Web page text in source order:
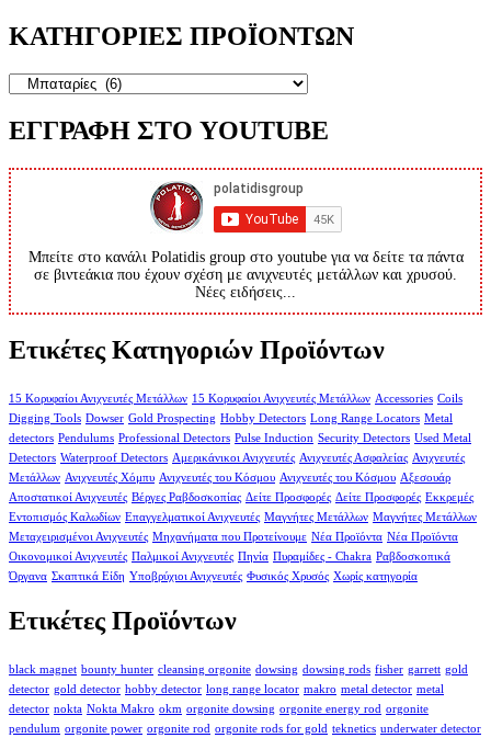
ΚΑΤΗΓΟΡΙΕΣ ΠΡΟΪΟΝΤΩΝ
ΕΓΓΡΑΦΗ ΣΤΟ YOUTUBE
Μπείτε στο κανάλι Polatidis group στο youtube για να δείτε τα πάντα
σε βιντεάκια που έχουν σχέση με ανιχνευτές μετάλλων και χρυσού.
Νέες ειδήσεις...
Ετικέτες Κατηγοριών Προϊόντων
15 Κορυφαίοι Ανιχνευτές Μετάλλων 15 Κορυφαίοι Ανιχνευτές Μετάλλων Accessories Coils
Digging Tools Dowser Gold Prospecting Hobby Detectors Long Range Locators Metal
detectors Pendulums Professional Detectors Pulse Induction Security Detectors Used Metal
Detectors Waterproof Detectors Αμερικάνικοι Ανιχνευτές Ανιχνευτές Ασφαλείας Ανιχνευτές
Μετάλλων Ανιχνευτές Χόμπυ Ανιχνευτές του Κόσμου Ανιχνευτές του Κόσμου Αξεσουάρ
Αποστατικοί Ανιχνευτές Βέργες Ραβδοσκοπίας Δείτε Προσφορές Δείτε Προσφορές Εκκρεμές
Εντοπισμός Καλωδίων Επαγγελματικοί Ανιχνευτές Μαγνήτες Μετάλλων Μαγνήτες Μετάλλων
Μεταχειρισμένοι Ανιχνευτές Μηχανήματα που Προτείνουμε Νέα Προϊόντα Νέα Προϊόντα
Οικονομικοί Ανιχνευτές Παλμικοί Ανιχνευτές Πηνία Πυραμίδες - Chakra Ραβδοσκοπικά
Όργανα Σκαπτικά Είδη Υποβρύχιοι Ανιχνευτές Φυσικός Χρυσός Χωρίς κατηγορία
Ετικέτες Προϊόντων
black magnet bounty hunter cleansing orgonite dowsing dowsing rods fisher garrett gold
detector gold detector hobby detector long range locator makro metal detector metal
detector nokta Nokta Makro okm orgonite dowsing orgonite energy rod orgonite
pendulum orgonite power orgonite rod orgonite rods for gold teknetics underwater detector